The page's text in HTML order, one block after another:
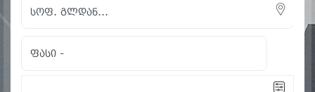
ფასი -